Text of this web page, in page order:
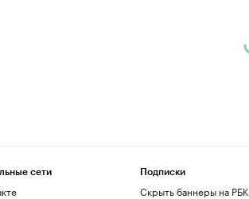
сети Подписки
Скрыть баннеры на РБК